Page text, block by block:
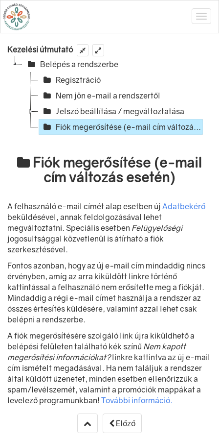
Kezelési útmutató
Belépés a rendszerbe
Regisztráció
Nem jön e-mail a rendszertől
Jelszó beállítása / megváltoztatása
Fiók megerősítése (e-mail cím változá...
Fiók megerősítése (e-mail
cím változás esetén)
A felhasználó e-mail címét alap esetben új Adatbekérő
beküldésével, annak feldolgozásával lehet
megváltoztatni. Speciális esetben Felügyelőségi
jogosultsággal közvetlenül is átírható a fiók
szerkesztésével.
Fontos azonban, hogy az új e-mail cím mindaddig nincs
érvényben, amíg az arra kiküldött linkre történő
kattintással a felhasználó nem erősítette meg a fiókját.
Mindaddig a régi e-mail címet használja a rendszer az
összes értesítés küldésére, valamint azzal lehet csak
belépni a rendszerbe.
A fiók megerősítésére szolgáló link újra kiküldhető a
belépési felületen található kék színű Nem kapott
megerősítési információkat?linkre kattintva az új e-mail
cím ismételt megadásával. Ha nem találjuk a rendszer
által küldött üzenetet, minden esetben ellenőrizzük a
spam/levélszemét, valamint a promóciók mappákat a
levelező programunkban! További információ.
Előző